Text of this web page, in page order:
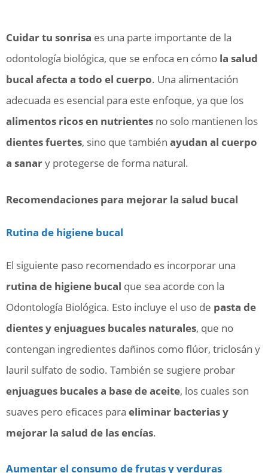
Cuidar tu sonrisa es una parte importante de la
odontología biológica, que se enfoca en cómo la salud
bucal afecta a todo el cuerpo. Una alimentación
adecuada es esencial para este enfoque, ya que los
alimentos ricos en nutrientes no solo mantienen los
dientes fuertes, sino que también ayudan al cuerpo
a sanary protegerse de forma natural.
Recomendaciones para mejorar la salud bucal
Rutina de higiene bucal
El siguiente paso recomendado es incorporar una
rutina de higiene bucal que sea acorde con la
Odontología Biológica. Esto incluye el uso de pasta de
dientes y enjuagues bucales naturales, que no
contengan ingredientes dañinos como flúor, triclosán y
lauril sulfato de sodio. También se sugiere probar
enjuagues bucales a base de aceite, los cuales son
suaves pero eficaces para eliminar bacterias y
mejorar la salud de las encías.
Aumentar el consumo de frutas y verduras